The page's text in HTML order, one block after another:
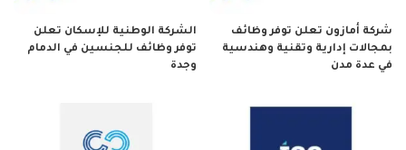
شركة أمازون تعلن توفر وظائف
بمجالات إدارية وتقنية وهندسية
في عدة مدن
الشركة الوطنية للإسكان تعلن
توفر وظائف للجنسين في الدمام
وجدة